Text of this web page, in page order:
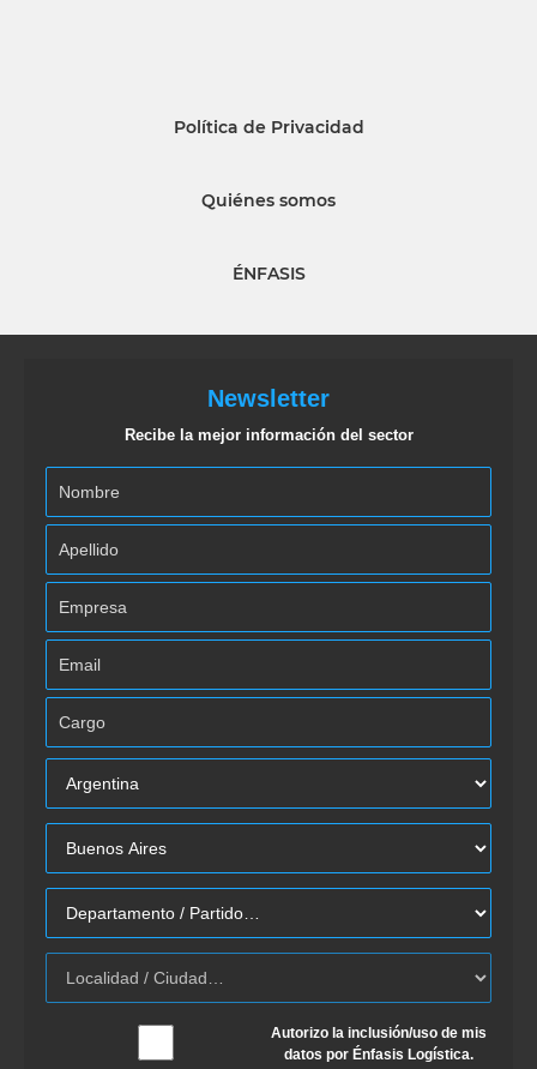
Política de Privacidad
Quiénes somos
ÉNFASIS
Newsletter
Recibe la mejor información del sector
Autorizo la inclusión/uso de mis
datos por Énfasis Logística.